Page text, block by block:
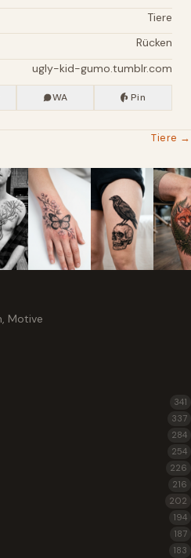
Tiere
Rücken
ugly-kid-gumo.tumblr.com
WA Pin
Tiere →
Motive
341
337
284
254
226
216
202
194
187
183